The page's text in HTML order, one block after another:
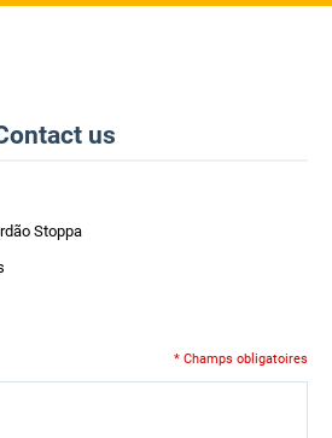
us
Stoppa
* Champs obligatoires